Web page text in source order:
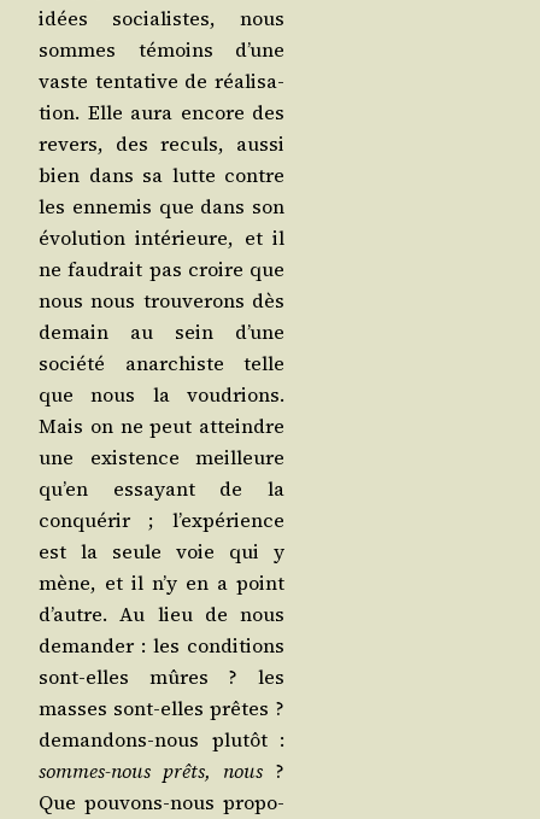
idées socia­listes, nous
sommes témoins d’une
vaste ten­ta­tive de réa­li­sa­
tion. Elle aura encore des
revers, des reculs, aus­si
bien dans sa lutte contre
les enne­mis que dans son
évo­lu­tion inté­rieure, et il
ne fau­drait pas croire que
nous nous trou­ve­rons dès
demain au sein d’une
socié­té anar­chiste telle
que nous la vou­drions.
Mais on ne peut atteindre
une exis­tence meilleure
qu’en essayant de la
conqué­rir ; l’ex­pé­rience
est la seule voie qui y
mène, et il n’y en a point
d’autre. Au lieu de nous
deman­der : les condi­tions
sont-elles mûres ? les
masses sont-elles prêtes ?
deman­dons-nous plu­tôt :
sommes-nous prêts, nous ?
Que pou­vons-nous pro­po­